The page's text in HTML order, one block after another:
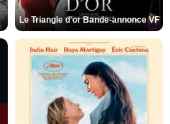
Le Triangle d'or Bande-annonce VF